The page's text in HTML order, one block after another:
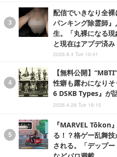
配信でいきなり全
パンキング除霊師
生。「丸裸になる現
と現在はアプデ済み
2026.8.4 Tue 10:41
【無料公開】
性癖も露わになり
6 DSKB Types』が
2026.4.28 Tue 18:15
『MARVEL Tōkon
る！？格ゲー乱舞
される。「デップー